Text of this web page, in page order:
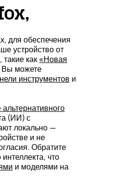
для обеспечения
устройство от
как «Новая
Вы можете
инструментов и
(ИИ) с
локально —
и не
Обратите
что
и моделями на